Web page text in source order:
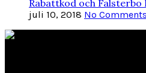
Rabattkod och Falsterbo
juli 10, 2018 No Comments